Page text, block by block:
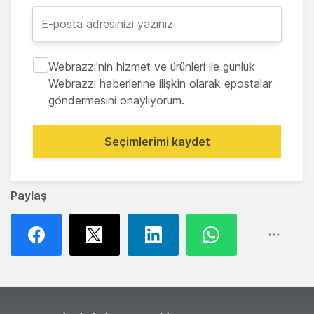
Paylaş
Webrazzi'nin hizmet ve ürünleri ile günlük
Webrazzi haberlerine ilişkin olarak epostalar
göndermesini onaylıyorum.
Seçimlerimi kaydet